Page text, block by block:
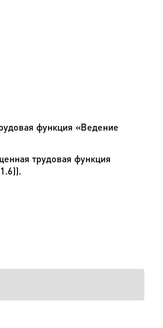
функция «Ведение
трудовая функция